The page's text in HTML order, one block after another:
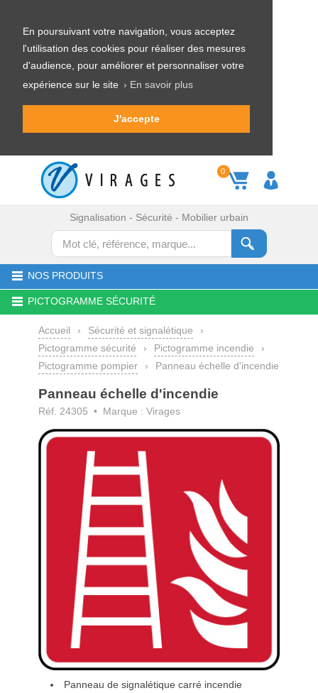
En poursuivant votre navigation, vous acceptez
l'utilisation des cookies pour réaliser des mesures
d'audience, pour améliorer et personnaliser votre
expérience sur le site › En savoir plus
J'accepte
0
Signalisation - Sécurité - Mobilier urbain
NOS PRODUITS
PICTOGRAMME SÉCURITÉ
Accueil › Sécurité et signalétique
›
Pictogramme sécurité
› Pictogramme incendie
›
Pictogramme pompier
› Panneau échelle d'incendie
Panneau échelle d'incendie
Réf. 24305 • Marque : Virages
Panneau de signalétique carré incendie